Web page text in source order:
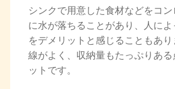
シンクで用意した食材などをコ
に水が落ちることがあり、人に
をデメリットと感じることもあ
線がよく、収納量もたっぷりある
ットです。